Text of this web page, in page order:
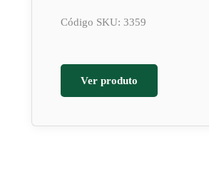
Código SKU: 3359
Ver produto